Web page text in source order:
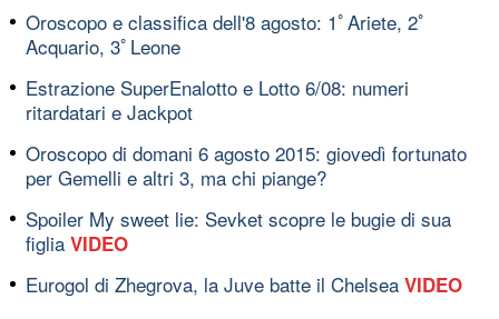
Oroscopo e classifica dell'8 agosto: 1ﾟAriete, 2ﾟ
Acquario, 3ﾟLeone
Estrazione SuperEnalotto e Lotto 6/08: numeri
ritardatari e Jackpot
Oroscopo di domani 6 agosto 2015: giovedì fortunato
per Gemelli e altri 3, ma chi piange?
Spoiler My sweet lie: Sevket scopre le bugie di sua
figlia VIDEO
Eurogol di Zhegrova, la Juve batte il Chelsea VIDEO